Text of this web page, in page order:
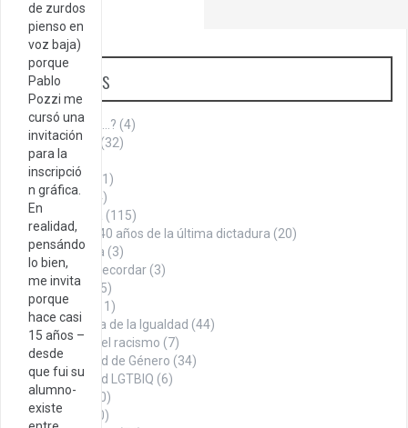
de zurdos
pienso en
voz baja)
porque
Pablo
Pozzi me
cursó una
invitación
para la
inscripció
n gráfica.
En
realidad,
pensándo
lo bien,
me invita
porque
hace casi
15 años –
desde
que fui su
alumno-
existe
Categorías
¿Sabías que…? (4)
Aniversario
(32)
Armenia
Cita del día
(1)
Cultura(144)
(115)
A 40 años de la última dictadura (20)
La Roca (3)
Datos para recordar (3)
Denuncia
(75)
Economía
(11)
En búsqueda de la Igualdad (44)
Contra el racismo (7)
Igualdad de Género (34)
Igualdad LGTBIQ (6)
Noticias
(100)
Opinión
(260)